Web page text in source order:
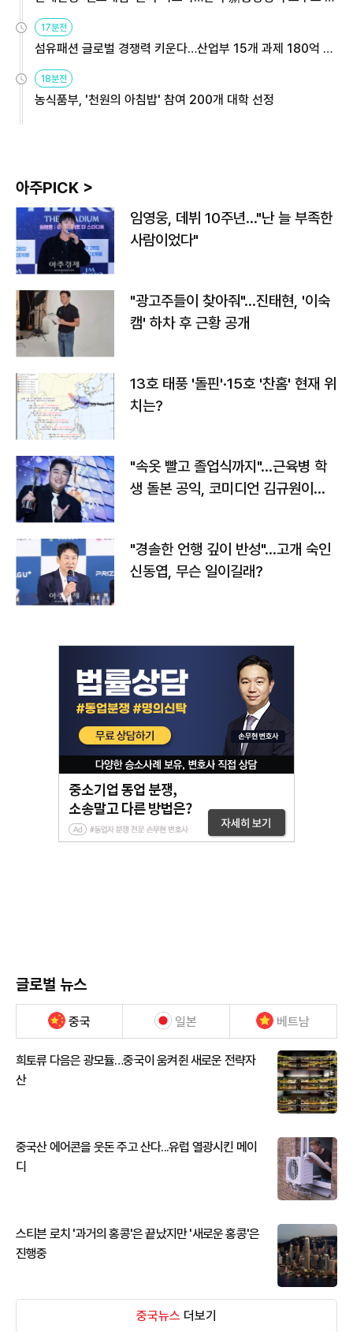
용해야
17분전
섬유패션 글로벌 경쟁력 키운다…산업부 15개 과제 180억 지
원
18분전
농식품부, '천원의 아침밥' 참여 200개 대학 선정
아주PICK >
임영웅, 데뷔 10주년…"난 늘 부족한
사람이었다"
"광고주들이 찾아줘"…진태현, '이숙
캠' 하차 후 근황 공개
13호 태풍 '돌핀'·15호 '찬홈' 현재 위
치는?
"속옷 빨고 졸업식까지"…근육병 학
생 돌본 공익, 코미디언 김규원이었
"경솔한 언행 깊이 반성"…고개 숙인
신동엽, 무슨 일이길래?
글로벌 뉴스
중국 일본 베트남
희토류 다음은 광모듈…중국이 움켜쥔 새로운 전략자
산
중국산 에어콘을 웃돈 주고 산다...유럽 열광시킨 메이
디
스티븐 로치 '과거의 홍콩'은 끝났지만 '새로운 홍콩'은
진행중
중국뉴스 더보기